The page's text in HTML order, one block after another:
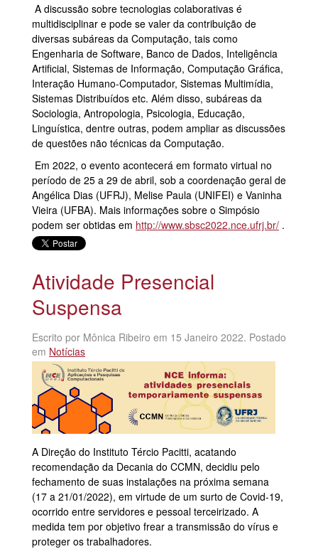
A discussão sobre tecnologias colaborativas é
multidisciplinar e pode se valer da contribuição de
diversas subáreas da Computação, tais como
Engenharia de Software, Banco de Dados, Inteligência
Artificial, Sistemas de Informação, Computação Gráfica,
Interação Humano-Computador, Sistemas Multimídia,
Sistemas Distribuídos etc. Além disso, subáreas da
Sociologia, Antropologia, Psicologia, Educação,
Linguística, dentre outras, podem ampliar as discussões
de questões não técnicas da Computação.
Em 2022, o evento acontecerá em formato virtual no
período de 25 a 29 de abril, sob a coordenação geral de
Angélica Dias (UFRJ), Melise Paula (UNIFEI) e Vaninha
Vieira (UFBA). Mais informações sobre o Simpósio
podem ser obtidas em http://www.sbsc2022.nce.ufrj.br/ .
Atividade Presencial
Suspensa
Escrito por Mônica Ribeiro em 15 Janeiro 2022. Postado
em Notícias
A Direção do Instituto Tércio Pacitti, acatando
recomendação da Decania do CCMN, decidiu pelo
fechamento de suas instalações na próxima semana
(17 a 21/01/2022), em virtude de um surto de Covid-19,
ocorrido entre servidores e pessoal terceirizado. A
medida tem por objetivo frear a transmissão do vírus e
proteger os trabalhadores.